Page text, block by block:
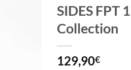
SIDES FPT
Collection
129,90€